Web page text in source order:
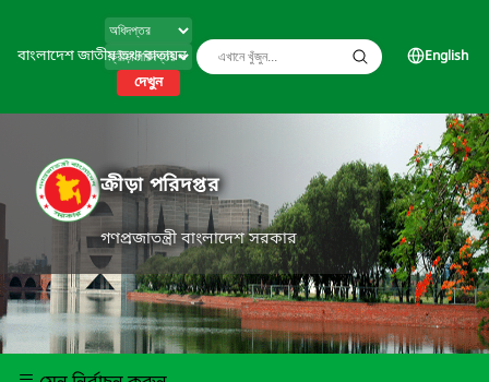
বাংলাদেশ জাতীয় তথ্য বাতায়ন
দেখুন
English
ক্রীড়া পরিদপ্তর
গণপ্রজাতন্ত্রী বাংলাদেশ সরকার